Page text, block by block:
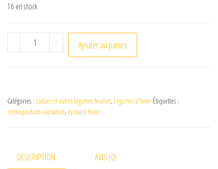
16 en stock
- quantité de Epinard Fraise
+ Ajouter au panier
Catégories : Laitues et autres légumes feuilles, Légumes d'hiver Étiquettes :
chenopodium capitatum, épinard fraise
DESCRIPTION AVIS (0)